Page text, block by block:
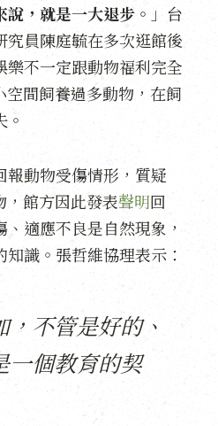
，就是一大退步。 」台
員陳庭毓在多次逛館後
不一定跟動物福利完全
間飼養過多動物，在飼
報動物受傷情形，質疑
館方因此發表聲明回
適應不良是自然現象，
識。張哲維協理表示：
不管是好的、
一個教育的契